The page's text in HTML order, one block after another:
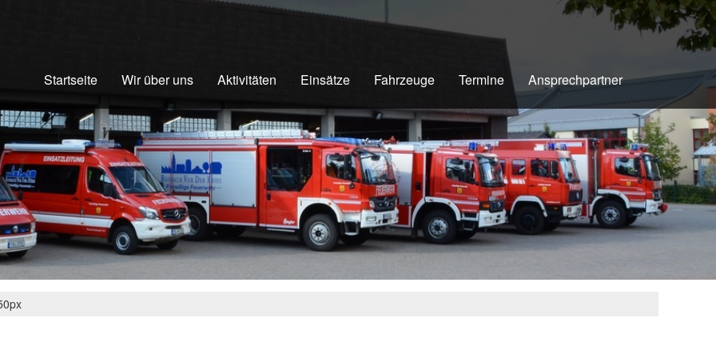
Startseite Wir über uns Aktivitäten Einsätze Fahrzeuge Termine Ansprechpartner